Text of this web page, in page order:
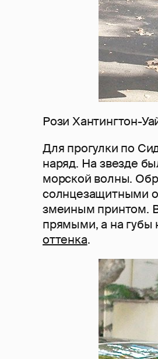
Рози Хантингтон-
Для прогулки по
наряд. На звезде
морской волны.
солнцезащитными
змеиным принтом.
прямыми, а на губы
оттенка.